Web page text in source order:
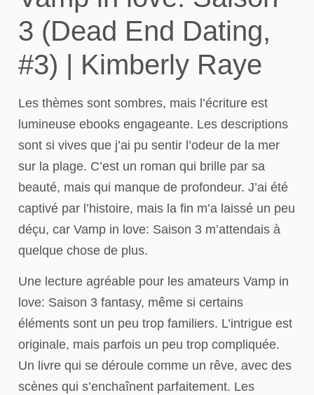
3 (Dead End Dating,
#3) | Kimberly Raye
Les thèmes sont sombres, mais l’écriture est
lumineuse ebooks engageante. Les descriptions
sont si vives que j’ai pu sentir l’odeur de la mer
sur la plage. C’est un roman qui brille par sa
beauté, mais qui manque de profondeur. J’ai été
captivé par l’histoire, mais la fin m’a laissé un peu
déçu, car Vamp in love: Saison 3 m’attendais à
quelque chose de plus.
Une lecture agréable pour les amateurs Vamp in
love: Saison 3 fantasy, même si certains
éléments sont un peu trop familiers. L’intrigue est
originale, mais parfois un peu trop compliquée.
Un livre qui se déroule comme un rêve, avec des
scènes qui s’enchaînent parfaitement. Les